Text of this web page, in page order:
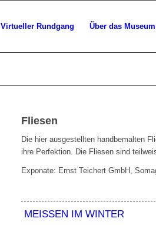
Virtueller Rundgang Über das Museum
Fliesen
Die hier ausgestellten handbemalten
ihre Perfektion. Die Fliesen sind
Exponate: Ernst Teichert GmbH,
MEISSEN IM WINTER